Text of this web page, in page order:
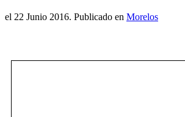
el 22 Junio 2016. Publicado en Morelos